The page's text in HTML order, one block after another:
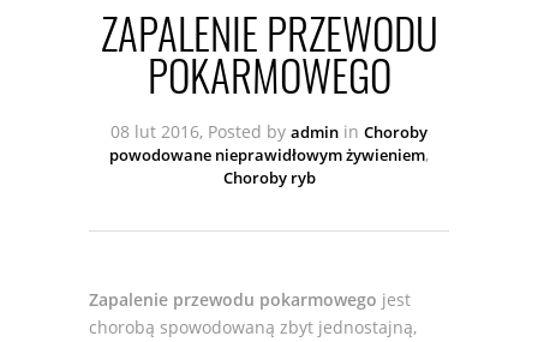
ZAPALENIE PRZEWODU
POKARMOWEGO
08 lut 2016, Posted by admin in Choroby
powodowane nieprawidłowym żywieniem,
Choroby ryb
Zapalenie przewodu pokarmowego jest
chorobą spowodowaną zbyt jednostajną,